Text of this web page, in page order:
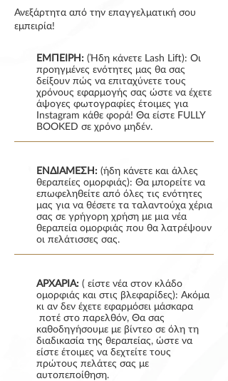
Ανεξάρτητα από την επαγγελματική σου
εμπειρία!
ΕΜΠΕΙΡΗ: (Ήδη κάνετε Lash Lift): Οι
προηγμένες ενότητες μας θα σας
δείξουν πώς να επιταχύνετε τους
χρόνους εφαρμογής σας ώστε να έχετε
άψογες φωτογραφίες έτοιμες για
Instagram κάθε φορά! Θα είστε FULLY
BOOKED σε χρόνο μηδέν.
ΕΝΔΙΑΜΕΣΗ: (ήδη κάνετε και άλλες
θεραπείες ομορφιάς): Θα μπορείτε να
επωφεληθείτε από όλες τις ενότητες
μας για να θέσετε τα ταλαντούχα χέρια
σας σε γρήγορη χρήση με μια νέα
θεραπεία ομορφιάς που θα λατρέψουν
οι πελάτισσες σας.
ΑΡΧΑΡΙΑ: ( είστε νέα στον κλάδο
ομορφιάς και στις βλεφαρίδες): Ακόμα
κι αν δεν έχετε εφαρμόσει μάσκαρα
ποτέ στο παρελθόν, Θα σας
καθοδηγήσουμε με βίντεο σε όλη τη
διαδικασία της θεραπείας, ώστε να
είστε έτοιμες να δεχτείτε τους
πρώτους πελάτες σας με
αυτοπεποίθηση.